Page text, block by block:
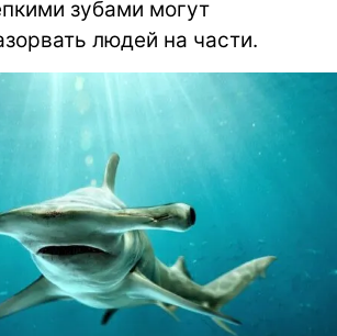
зубами могут
людей на части.